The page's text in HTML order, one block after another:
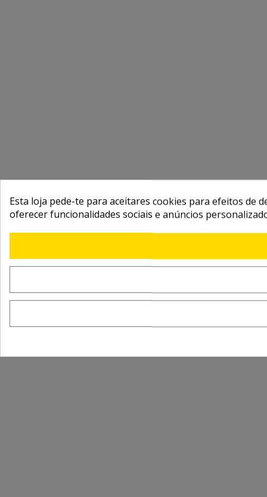
Esta loja pede-te para aceitares cookies para efeitos de
oferecer funcionalidades sociais e anúncios